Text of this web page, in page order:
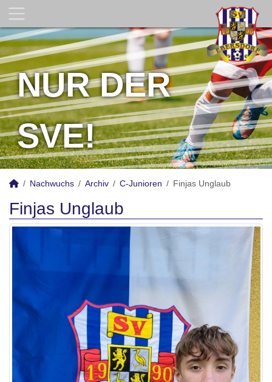
NUR DER
SVE!
Nachwuchs Archiv C-Junioren Finjas Unglaub
Finjas Unglaub